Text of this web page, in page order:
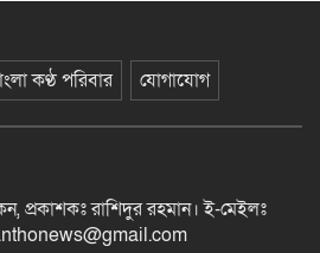
দান ব্যবস্থাপনায় স্বচ্ছতা আনতে
দ্রুত দেশে ফেরানোর প্রক্রিয়া
কণ্ঠ পরিবার যোগাযোগ
প্রকাশকঃ রাশিদুর রহমান।ই-মেইলঃ